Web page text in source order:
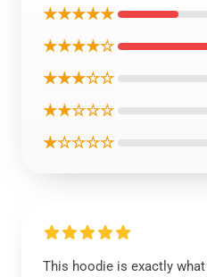
★★★★★
★★★★☆
★★★☆☆
★★☆☆☆
★☆☆☆☆
This hoodie is exactly